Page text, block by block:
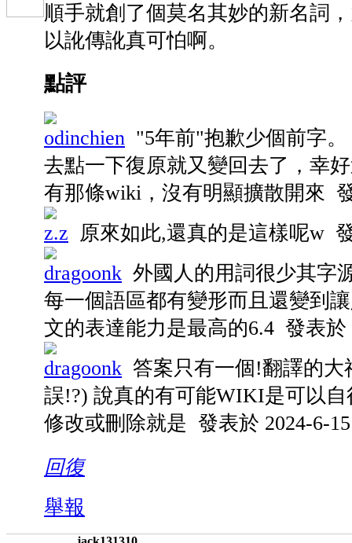
順手就創了個莫名其妙的新名詞
以訛傳訛真可怕啊。
點評
odinchien "5年前"抱歉少個前字
去點一下復原就又變回去了，幸
有那條wiki，沒有明顯擴散開來
z.z 原來如此,還真的是這樣呢w
dragoonk 外國人的用詞很少其字
每一個語區都有變形而且還變到
文的表達能力是最高的6.4 發表於
dragoonk 答案只有一個!翻譯的
誤!?) 說真的有可能WIKI是可以
修改或刪除就是 發表於 2024-6-
回復
舉報